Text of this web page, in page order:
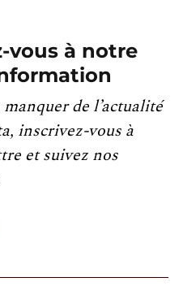
vous à notre
de l’actualité
inscrivez-vous à
et suivez nos